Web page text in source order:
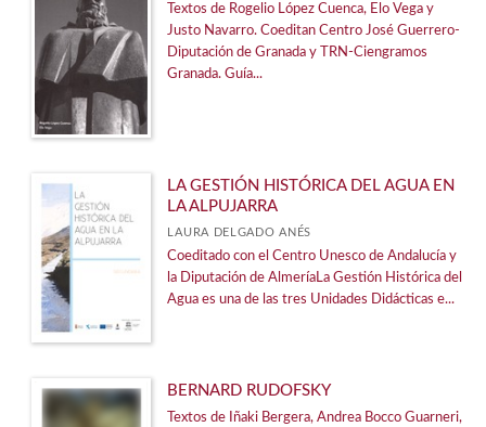
MATERIAS
AGUA
Arquitectura
Arte
Biografías
Cambio climático
Cocina
Comic
Concertación y Participación
Cooperación empresarial
Ver todas... (11)
Textos de Rogelio López Cuenca, Elo Vega y
Justo Navarro. Coeditan Centro José Guerrero-
Diputación de Granada y TRN-Ciengramos
Granada. Guía...
LA GESTIÓN HISTÓRICA DEL AGUA EN
LA ALPUJARRA
LAURA DELGADO ANÉS
Coeditado con el Centro Unesco de Andalucía y
la Diputación de AlmeríaLa Gestión Histórica del
Agua es una de las tres Unidades Didácticas e...
BERNARD RUDOFSKY
Textos de Iñaki Bergera, Andrea Bocco Guarneri,